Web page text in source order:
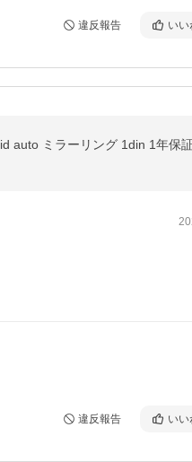
違反報告 いい
違反報告 いい